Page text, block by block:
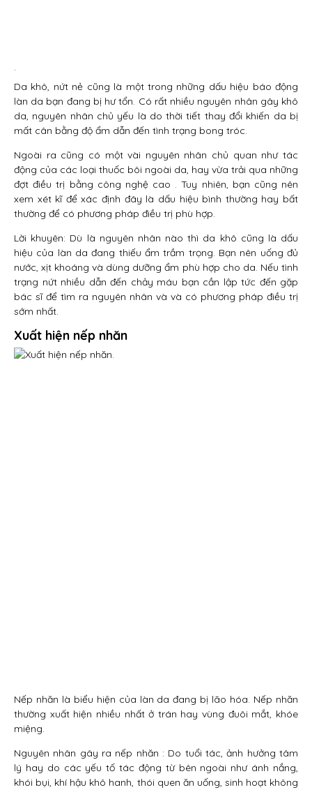
.
Da khô, nứt nẻ cũng là một trong những dấu hiệu báo động
làn da bạn đang bị hư tổn. Có rất nhiều nguyên nhân gây khô
da, nguyên nhân chủ yếu là do thời tiết thay đổi khiến da bị
mất cân bằng độ ẩm dẫn đến tình trạng bong tróc.
Ngoài ra cũng có một vài nguyên nhân chủ quan như tác
động của các loại thuốc bôi ngoài da, hay vừa trải qua những
đợt điều trị bằng công nghệ cao . Tuy nhiên, bạn cũng nên
xem xét kĩ để xác định đây là dấu hiệu bình thường hay bất
thường để có phương pháp điều trị phù hợp.
Lời khuyên: Dù là nguyên nhân nào thì da khô cũng là dấu
hiệu của làn da đang thiếu ẩm trầm trọng. Bạn nên uống đủ
nước, xịt khoáng và dùng dưỡng ẩm phù hợp cho da. Nếu tình
trạng nứt nhiều dẫn đến chảy máu bạn cần lập tức đến gặp
bác sĩ để tìm ra nguyên nhân và và có phương pháp điều trị
sớm nhất.
Xuất hiện nếp nhăn
Nếp nhăn là biểu hiện của làn da đang bị lão hóa. Nếp nhăn
thường xuất hiện nhiều nhất ở trán hay vùng đuôi mắt, khóe
miệng.
Nguyên nhân gây ra nếp nhăn : Do tuổi tác, ảnh hưởng tâm
lý hay do các yếu tố tác động từ bên ngoài như ánh nắng,
khói bụi, khí hậu khô hanh, thói quen ăn uống, sinh hoạt không